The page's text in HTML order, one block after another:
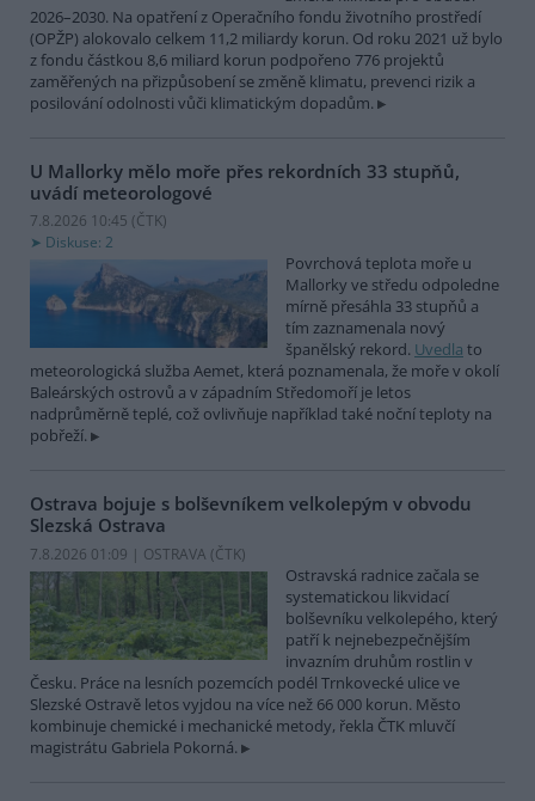
2026–2030. Na opatření z Operačního fondu životního prostředí
(OPŽP) alokovalo celkem 11,2 miliardy korun. Od roku 2021 už bylo
z fondu částkou 8,6 miliard korun podpořeno 776 projektů
zaměřených na přizpůsobení se změně klimatu, prevenci rizik a
posilování odolnosti vůči klimatickým dopadům.
U Mallorky mělo moře přes rekordních 33 stupňů,
uvádí meteorologové
7.8.2026 10:45 (ČTK)
Diskuse: 2
Povrchová teplota moře u
Mallorky ve středu odpoledne
mírně přesáhla 33 stupňů a
tím zaznamenala nový
španělský rekord. Uvedla to
meteorologická služba Aemet, která poznamenala, že moře v okolí
Baleárských ostrovů a v západním Středomoří je letos
nadprůměrně teplé, což ovlivňuje například také noční teploty na
pobřeží.
Ostrava bojuje s bolševníkem velkolepým v obvodu
Slezská Ostrava
7.8.2026 01:09 | OSTRAVA (ČTK)
Ostravská radnice začala se
systematickou likvidací
bolševníku velkolepého, který
patří k nejnebezpečnějším
invazním druhům rostlin v
Česku. Práce na lesních pozemcích podél Trnkovecké ulice ve
Slezské Ostravě letos vyjdou na více než 66 000 korun. Město
kombinuje chemické i mechanické metody, řekla ČTK mluvčí
magistrátu Gabriela Pokorná.